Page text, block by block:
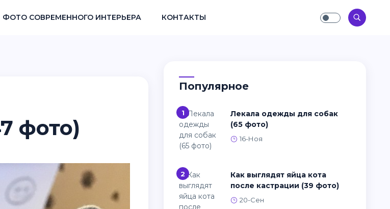
ФОТО СОВРЕМЕННОГО ИНТЕРЬЕРА КОНТАКТЫ
фото)
Популярное
1
Лекала одежды для собак
(65 фото)
16-Ноя
2
Как выглядят яйца кота
после кастрации (39 фото)
20-Сен